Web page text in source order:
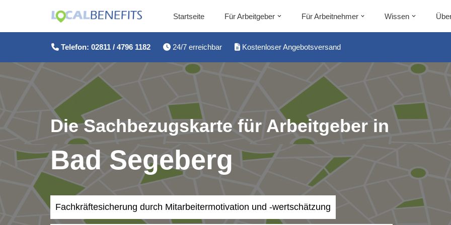
Startseite Für Arbeitgeber Für Arbeitnehmer Wissen
Telefon: 02811 / 4796 1182 24/7 erreichbar Kostenloser Angebotsversand
Die Sachbezugskarte für Arbeitgeber in
Bad Segeberg
Fachkräftesicherung durch Mitarbeitermotivation und -wertschätzung